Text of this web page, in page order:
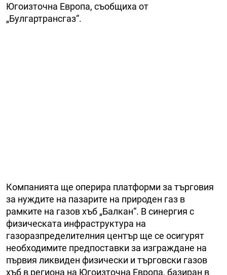
Югоизточна Европа, съобщиха от
„Булгартрансгаз“.
Компанията ще оперира платформи за търговия
за нуждите на пазарите на природен газ в
рамките на газов хъб „Балкан“. В синергия с
физическата инфраструктура на
газоразпределителния център ще се осигурят
необходимите предпоставки за изграждане на
първия ликвиден физически и търговски газов
хъб в региона на Югоизточна Европа, базиран в